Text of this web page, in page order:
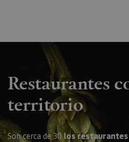
Restaurantes
territorio
Son cerca de 30los restaurantes